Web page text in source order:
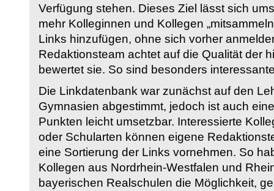
Verfügung stehen. Dieses Ziel lässt sich
mehr Kolleginnen und Kollegen
Links hinzufügen, ohne sich vorher
Redaktionsteam achtet auf die Qualität der
bewertet sie. So sind besonders
Die Linkdatenbank war zunächst auf den
Gymnasien abgestimmt, jedoch ist auch
Punkten leicht umsetzbar. Interessierte
oder Schularten können eigene
eine Sortierung der Links vornehmen. So
Kollegen aus Nordrhein-Westfalen und
bayerischen Realschulen die Möglichkeit,